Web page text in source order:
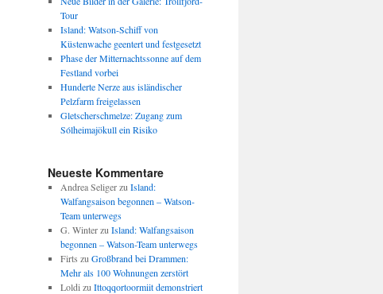
Tour
Island: Watson-Schiff von
Küstenwache geentert und festgesetzt
Phase der Mitternachtssonne auf dem
Festland vorbei
Hunderte Nerze aus isländischer
Pelzfarm freigelassen
Gletscherschmelze: Zugang zum
Sólheimajökull ein Risiko
Neueste Kommentare
Andrea Seligerzu Island:
Walfangsaison begonnen – Watson-
Team unterwegs
G. Winterzu Island: Walfangsaison
begonnen – Watson-Team unterwegs
Firts zu Großbrand bei Drammen:
Mehr als 100 Wohnungen zerstört
Loldi zu Ittoqqortoormiit demonstriert